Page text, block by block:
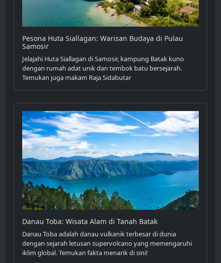
Pesona Huta Siallagan: Warisan Budaya di Pulau
Samosir
Jelajahi Huta Siallagan di Samosir, kampung Batak kuno
dengan rumah adat unik dan tembok batu bersejarah.
Temukan juga makam Raja Sidabutar
Danau Toba: Wisata Alam di Tanah Batak
Danau Toba adalah danau vulkanik terbesar di dunia
dengan sejarah letusan supervolcano yang memengaruhi
iklim global. Temukan fakta menarik di sini!